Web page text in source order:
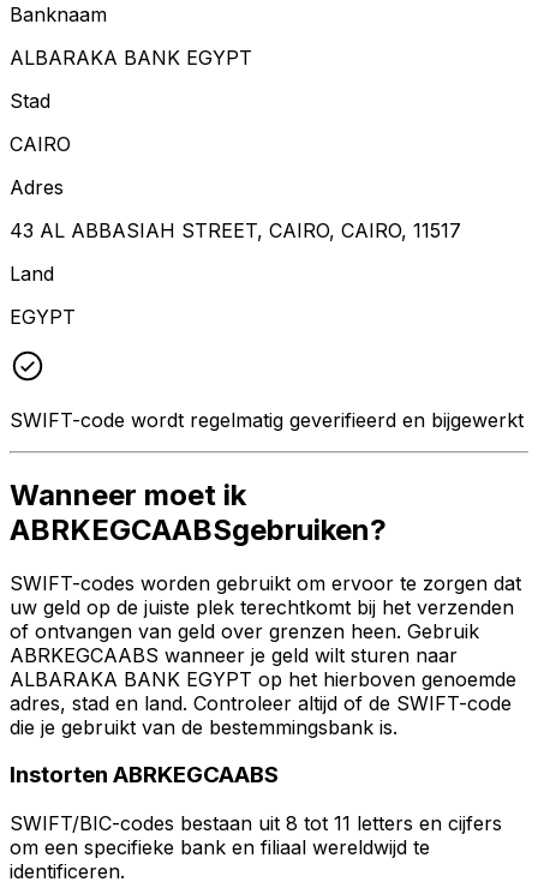
Banknaam
ALBARAKA BANK EGYPT
Stad
CAIRO
Adres
43 AL ABBASIAH STREET, CAIRO, CAIRO, 11517
Land
EGYPT
SWIFT-code wordt regelmatig geverifieerd en bijgewerkt
Wanneer moet ik
ABRKEGCAABSgebruiken?
SWIFT-codes worden gebruikt om ervoor te zorgen dat
uw geld op de juiste plek terechtkomt bij het verzenden
of ontvangen van geld over grenzen heen. Gebruik
ABRKEGCAABS wanneer je geld wilt sturen naar
ALBARAKA BANK EGYPT op het hierboven genoemde
adres, stad en land. Controleer altijd of de SWIFT-code
die je gebruikt van de bestemmingsbank is.
Instorten ABRKEGCAABS
SWIFT/BIC-codes bestaan uit 8 tot 11 letters en cijfers
om een specifieke bank en filiaal wereldwijd te
identificeren.